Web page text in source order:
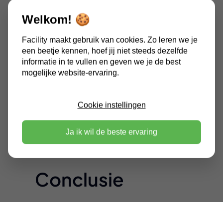
training van de medewerkers, maar
ook de efficiënte planning en
evaluatie. Door de volledige
verantwoordelijkheid op ons te
nemen, kunnen organisaties
ondersteuning zonder zich bezig te
hoeven houden met administratieve
Conclusie
Welkom! 🍪
Facility maakt gebruik van cookies. Zo leren we je
een beetje kennen, hoef jij niet steeds dezelfde
informatie in te vullen en geven we je de best
mogelijke website-ervaring.
Cookie instellingen
Ja ik wil de beste ervaring